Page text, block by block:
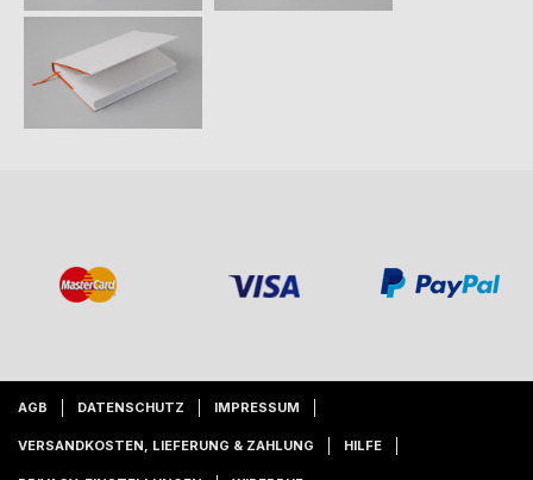
AGB DATENSCHUTZ IMPRESSUM
VERSANDKOSTEN, LIEFERUNG & ZAHLUNG HILFE